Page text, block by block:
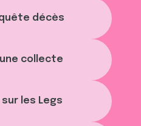
décès
collecte
les Legs